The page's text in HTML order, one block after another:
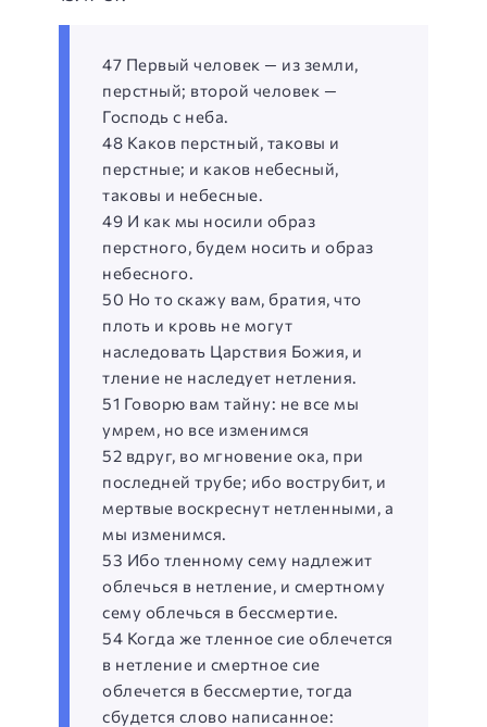
47 Первый человек — из земли,
перстный; второй человек —
Господь с неба.
48 Каков перстный, таковы и
перстные; и каков небесный,
таковы и небесные.
49 И как мы носили образ
перстного, будем носить и образ
небесного.
50 Но то скажу вам, братия, что
плоть и кровь не могут
наследовать Царствия Божия, и
тление не наследует нетления.
51 Говорю вам тайну: не все мы
умрем, но все изменимся
52 вдруг, во мгновение ока, при
последней трубе; ибо вострубит, и
мертвые воскреснут нетленными, а
мы изменимся.
53 Ибо тленному сему надлежит
облечься в нетление, и смертному
сему облечься в бессмертие.
54 Когда же тленное сие облечется
в нетление и смертное сие
облечется в бессмертие, тогда
сбудется слово написанное: